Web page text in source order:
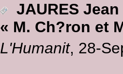
JAURES Jean
« M. Ch?ron et
L'Humanit, 28-